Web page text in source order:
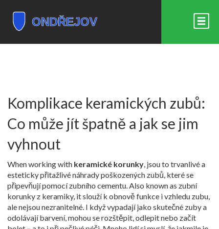
Komplikace keramických zubů:
Co může jít špatně a jak se jim
vyhnout
When working with keramické korunky, jsou to trvanlivé a
esteticky přitažlivé náhrady poškozených zubů, které se
připevňují pomocí zubního cementu. Also known as zubní
korunky z keramiky, itslouží k obnově funkce i vzhledu zubu,
ale nejsou nezranitelné. I když vypadají jako skutečné zuby a
odolávají barvení, mohou se rozštěpit, odlepit nebo začít